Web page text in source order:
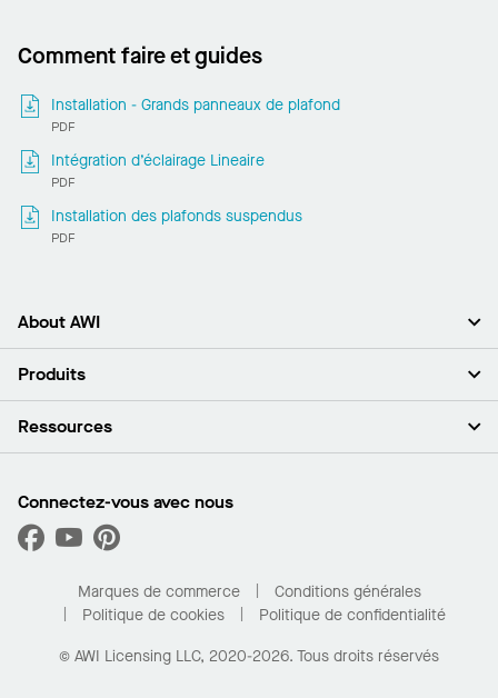
Comment faire et guides
Installation - Grands panneaux de plafond
PDF
Intégration d’éclairage Lineaire
PDF
Installation des plafonds suspendus
PDF
About AWI
À propos de nous
Espace presse
Quelles sont mes options d’achat?
Produits
Plafonds
Capacités sur mesure
Performance
Ressources
Trouver un distributeur
Trouver un distributeur
Pour la maison
Connectez-vous avec nous
Marques de commerce
Conditions générales
Politique de cookies
Politique de confidentialité
© AWI Licensing LLC, 2020-2026. Tous droits réservés